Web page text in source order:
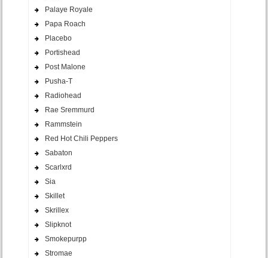
Palaye Royale
Papa Roach
Placebo
Portishead
Post Malone
Pusha-T
Radiohead
Rae Sremmurd
Rammstein
Red Hot Chili Peppers
Sabaton
Scarlxrd
Sia
Skillet
Skrillex
Slipknot
Smokepurpp
Stromae